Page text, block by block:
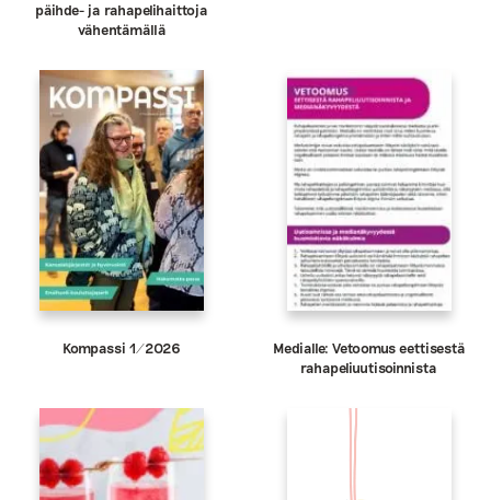
päihde- ja rahapelihaittoja
vähentämällä
Kompassi 1/2026
Medialle: Vetoomus eettisestä
rahapeliuutisoinnista